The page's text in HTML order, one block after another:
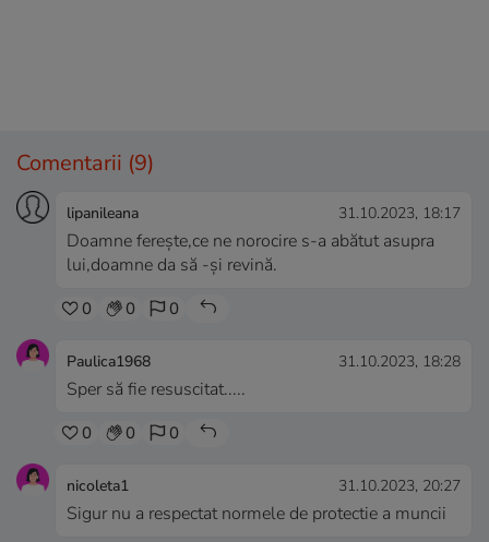
Comentarii (9)
lipanileana 31.10.2023, 18:17
Doamne ferește,ce ne norocire s-a abătut asupra
lui,doamne da să -și revină.
0 0 0
Paulica1968 31.10.2023, 18:28
Sper să fie resuscitat.....
0 0 0
nicoleta1 31.10.2023, 20:27
Sigur nu a respectat normele de protectie a muncii